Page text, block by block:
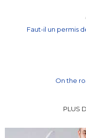
Faut-il un permis
On the
PLUS